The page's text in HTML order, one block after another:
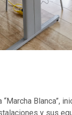
Blanca”,
y sus